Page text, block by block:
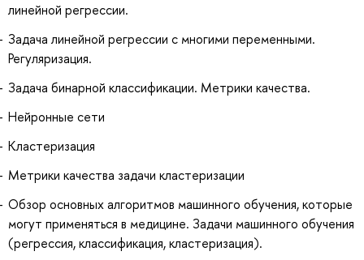
линейной регрессии.
Задача линейной регрессии с многими переменными.
Регуляризация.
Задача бинарной классификации. Метрики качества.
Нейронные сети
Кластеризация
Метрики качества задачи кластеризации
Обзор основных алгоритмов машинного обучения, которые
могут применяться в медицине. Задачи машинного обучения
(регрессия, классификация, кластеризация).